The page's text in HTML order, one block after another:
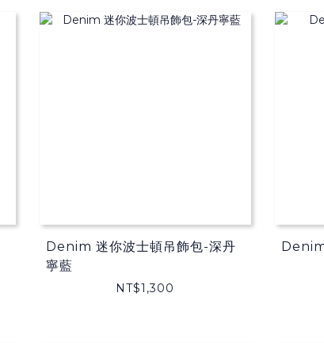
Denim 迷你波士頓吊飾包-深丹
寧藍
NT$1,300